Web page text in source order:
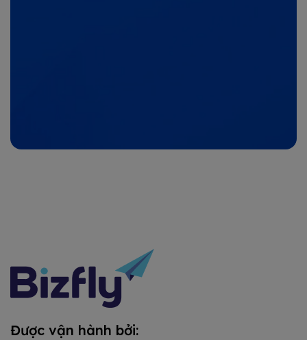
Được vận hành bởi: